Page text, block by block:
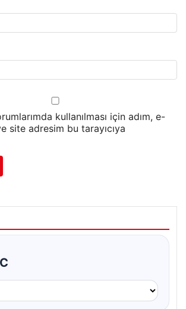
kullanılması için adım, e-
site adresim bu tarayıcıya